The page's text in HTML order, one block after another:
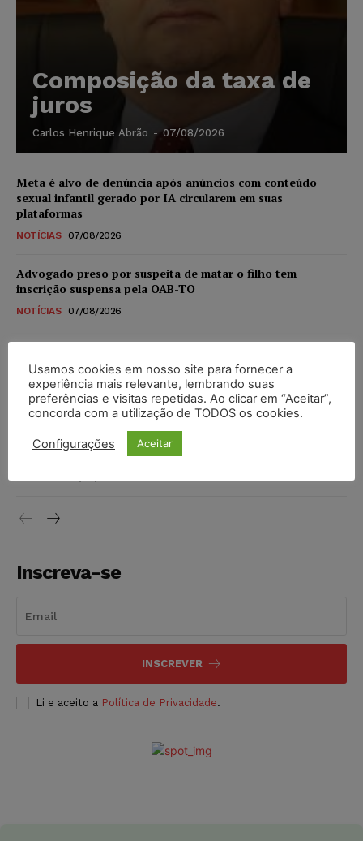
Composição da taxa de
juros
Carlos Henrique Abrão - 07/08/2026
Meta é alvo de denúncia após anúncios com conteúdo
sexual infantil gerado por IA circularem em suas
plataformas
NOTÍCIAS 07/08/2026
Advogado preso por suspeita de matar o filho tem
inscrição suspensa pela OAB-TO
NOTÍCIAS 07/08/2026
novos para pessoas com deficiência e autistas de todos os
níveis
DIREITO TRIBUTÁRIO 07/08/2026
Justiça do Trabalho mantém justa causa de empregado que
vendia canetas emagrecedoras no local de trabalho
Inscreva-se
INSCREVER
Li e aceito a Política de Privacidade.
Usamos cookies em nosso site para fornecer a
experiência mais relevante, lembrando suas
preferências e visitas repetidas. Ao clicar em “Aceitar”,
concorda com a utilização de TODOS os cookies.
Configurações Aceitar